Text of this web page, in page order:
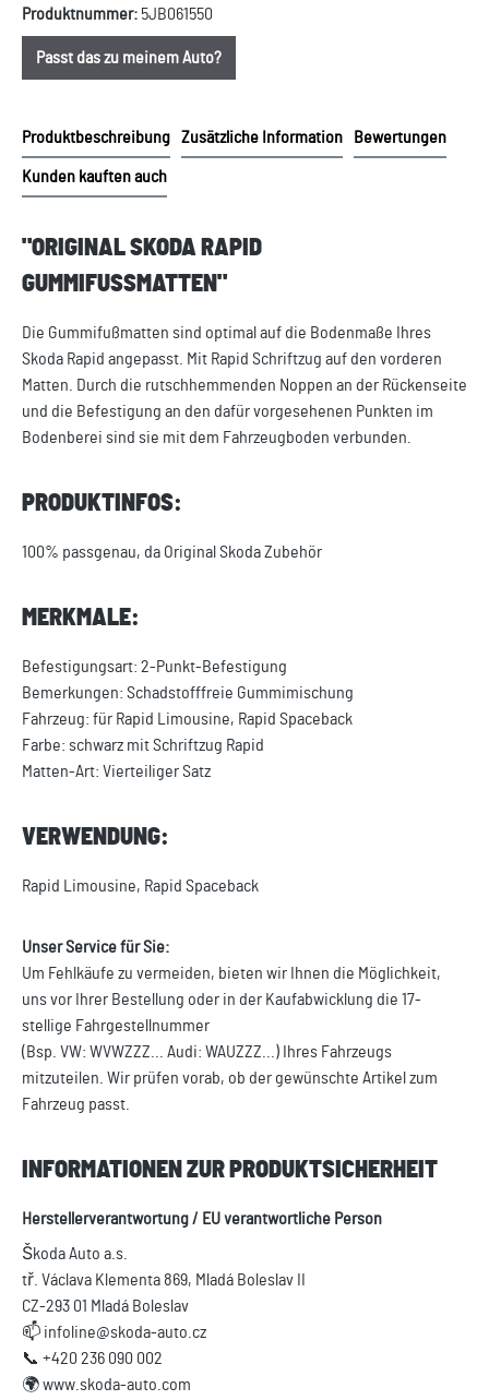
Produktnummer: 5JB061550
Passt das zu meinem Auto?
Produktbeschreibung Zusätzliche Information Bewertungen
Kunden kauften auch
"ORIGINAL SKODA RAPID
GUMMIFUSSMATTEN"
Die Gummifußmatten sind optimal auf die Bodenmaße Ihres
Skoda Rapid angepasst. Mit Rapid Schriftzug auf den vorderen
Matten. Durch die rutschhemmenden Noppen an der Rückenseite
und die Befestigung an den dafür vorgesehenen Punkten im
Bodenberei sind sie mit dem Fahrzeugboden verbunden.
PRODUKTINFOS:
100% passgenau, da Original Skoda Zubehör
MERKMALE:
Befestigungsart: 2-Punkt-Befestigung
Bemerkungen: Schadstofffreie Gummimischung
Fahrzeug: für Rapid Limousine, Rapid Spaceback
Farbe: schwarz mit Schriftzug Rapid
Matten-Art: Vierteiliger Satz
VERWENDUNG:
Rapid Limousine, Rapid Spaceback
Unser Service für Sie:
Um Fehlkäufe zu vermeiden, bieten wir Ihnen die Möglichkeit,
uns vor Ihrer Bestellung oder in der Kaufabwicklung die 17-
stellige Fahrgestellnummer
(Bsp. VW: WVWZZZ... Audi: WAUZZZ...) Ihres Fahrzeugs
mitzuteilen. Wir prüfen vorab, ob der gewünschte Artikel zum
Fahrzeug passt.
INFORMATIONEN ZUR PRODUKTSICHERHEIT
Herstellerverantwortung / EU verantwortliche Person
Škoda Auto a.s.
tř. Václava Klementa 869, Mladá Boleslav II
CZ-293 01 Mladá Boleslav
📫 infoline@skoda-auto.cz
📞 +420 236 090 002
🌍 www.skoda-auto.com